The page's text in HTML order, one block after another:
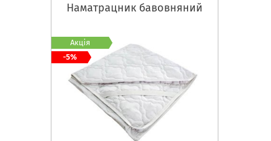
Наматрацник бавовняний
Акція
-5%